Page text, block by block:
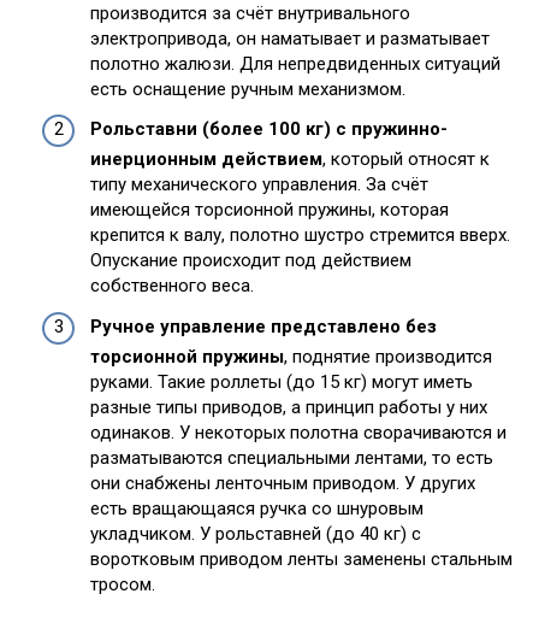
производится за счёт внутривального
электропривода, он наматывает и разматывает
полотно жалюзи. Для непредвиденных ситуаций
есть оснащение ручным механизмом.
Рольставни (более 100 кг) с пружинно-
инерционным действием, который относят к
типу механического управления. За счёт
имеющейся торсионной пружины, которая
крепится к валу, полотно шустро стремится вверх.
Опускание происходит под действием
собственного веса.
Ручное управление представлено без
торсионной пружины, поднятие производится
руками. Такие роллеты (до 15 кг) могут иметь
разные типы приводов, а принцип работы у них
одинаков. У некоторых полотна сворачиваются и
разматываются специальными лентами, то есть
они снабжены ленточным приводом. У других
есть вращающаяся ручка со шнуровым
укладчиком. У рольставней (до 40 кг) с
воротковым приводом ленты заменены стальным
тросом.